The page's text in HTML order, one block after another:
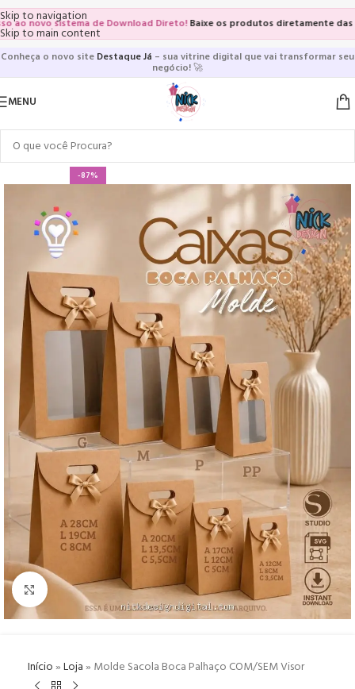
Skip to navigation
Skip to main content
novo sistema de Download Direto!Baixe os produtos diretamente das
Conheça o novo site Destaque Já – sua vitrine digital que vai transformar seu
negócio!🚀
MENU
-87%
Click to enlarge
Início»Loja» Molde Sacola Boca Palhaço COM/SEM Visor